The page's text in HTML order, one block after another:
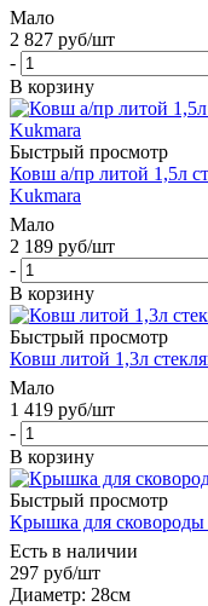
Мало
2 827 руб/шт
-
В корзину
Быстрый просмотр
Ковш а/пр литой 1,5л
Kukmara
Мало
2 189 руб/шт
-
В корзину
Быстрый просмотр
Ковш литой 1,3л
Мало
1 419 руб/шт
-
В корзину
Быстрый просмотр
Крышка для сковороды
Есть в наличии
297 руб/шт
Диаметр: 28см